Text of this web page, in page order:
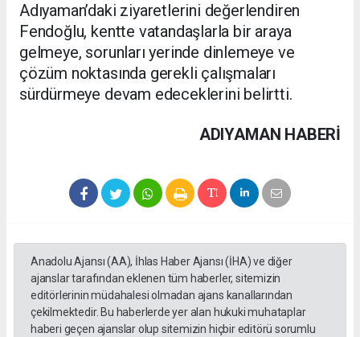
Adıyaman’daki ziyaretlerini değerlendiren
Fendoğlu, kentte vatandaşlarla bir araya
gelmeye, sorunları yerinde dinlemeye ve
çözüm noktasında gerekli çalışmaları
sürdürmeye devam edeceklerini belirtti.
ADIYAMAN HABERİ
Anadolu Ajansı (AA), İhlas Haber Ajansı (İHA) ve diğer
ajanslar tarafından eklenen tüm haberler, sitemizin
editörlerinin müdahalesi olmadan ajans kanallarından
çekilmektedir. Bu haberlerde yer alan hukuki muhataplar
haberi geçen ajanslar olup sitemizin hiçbir editörü sorumlu